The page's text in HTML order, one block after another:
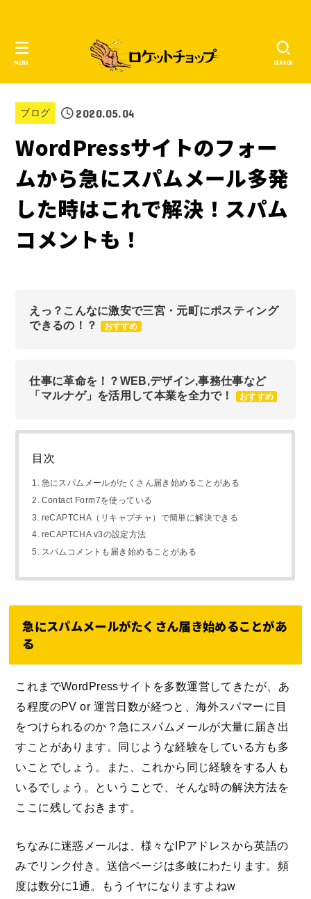
SEARCH
MENU
ブログ 2020.05.04
WordPressサイトのフォー
ムから急にスパムメール多発
した時はこれで解決！スパム
コメントも！
えっ？こんなに激安で三宮・元町にポスティング
できるの！？
おすすめ
仕事に革命を！？WEB,デザイン,事務仕事など
「マルナゲ」を活用して本業を全力で！
おすすめ
目次
急にスパムメールがたくさん届き始めることがある
Contact Form7を使っている
reCAPTCHA（リキャプチャ）で簡単に解決できる
reCAPTCHA v3の設定方法
スパムコメントも届き始めることがある
急にスパムメールがたくさん届き始めることがあ
る
これまでWordPressサイトを多数運営してきたが、あ
る程度のPV or 運営日数が経つと、海外スパマーに目
をつけられるのか？急にスパムメールが大量に届き出
すことがあります。同じような経験をしている方も多
いことでしょう。また、これから同じ経験をする人も
いるでしょう。ということで、そんな時の解決方法を
ここに残しておきます。
ちなみに迷惑メールは、様々なIPアドレスから英語の
みでリンク付き。送信ページは多岐にわたります。頻
度は数分に1通。もうイヤになりますよねw